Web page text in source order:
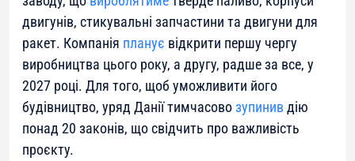
двигунів, стикувальні запчастини та двигуни для
ракет. Компанія планує відкрити першу чергу
виробництва цього року, а другу, радше за все, у
2027 році. Для того, щоб уможливити його
будівництво, уряд Данії тимчасовозупинив дію
понад 20 законів, що свідчить про важливість
проєкту.